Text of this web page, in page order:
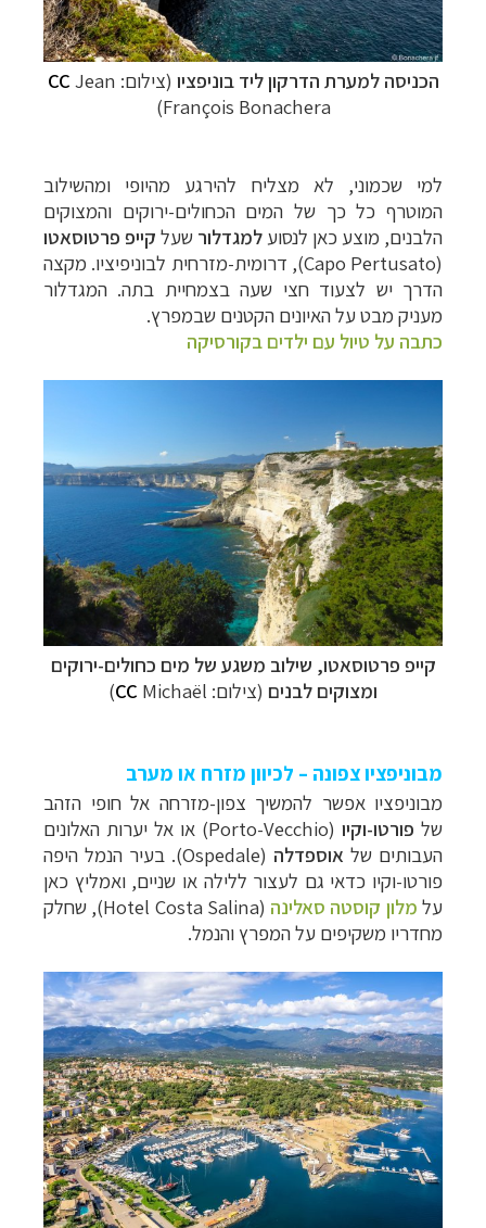
הכניסה למערת הדרקון ליד בוניפציו (צילום: CC Jean
François Bonachera
)
למי שכמוני, לא מצליח להירגע מהיופי ומהשילוב
המוטרף כל כך של המים הכחולים-ירוקים והמצוקים
הלבנים, מוצע כאן לנסוע למגדלור שעל קייפ פרטוסאטו
(
Capo Pertusato), דרומית-מזרחית לבוניפיציו. מקצה
הדרך יש לצעוד חצי שעה בצמחיית בתה. המגדלור
מעניק מבט על האיונים הקטנים שבמפרץ.
כתבה על טיול עם ילדים בקורסיקה
קייפ פרטוסאטו, שילוב משגע של מים כחולים-ירוקים
ומצוקים לבנים (צילום: CC Michaël
)
מבוניפציו צפונה – לכיוון מזרח או מערב
מבוניפציו אפשר להמשיך צפון-מזרחה אל חופי הזהב
של פורטו-וקיו (
Porto-Vecchio) או אל יערות האלונים
העבותים של אוספדלה (
Ospedale
). בעיר הנמל היפה
פורטו-וקיו כדאי גם לעצור ללילה או שניים, ואמליץ כאן
על מלון קוסטה סאלינה
(Hotel Costa Salina), שחלק
מחדריו משקיפים על המפרץ והנמל.